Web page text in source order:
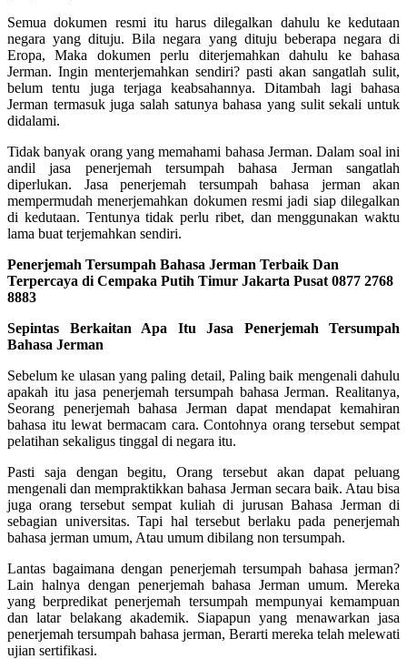
Semua dokumen resmi itu harus dilegalkan dahulu ke kedutaan
negara yang dituju. Bila negara yang dituju beberapa negara di
Eropa, Maka dokumen perlu diterjemahkan dahulu ke bahasa
Jerman. Ingin menterjemahkan sendiri? pasti akan sangatlah sulit,
belum tentu juga terjaga keabsahannya. Ditambah lagi bahasa
Jerman termasuk juga salah satunya bahasa yang sulit sekali untuk
didalami.
Tidak banyak orang yang memahami bahasa Jerman. Dalam soal ini
andil jasa penerjemah tersumpah bahasa Jerman sangatlah
diperlukan. Jasa penerjemah tersumpah bahasa jerman akan
mempermudah menerjemahkan dokumen resmi jadi siap dilegalkan
di kedutaan. Tentunya tidak perlu ribet, dan menggunakan waktu
lama buat terjemahkan sendiri.
Penerjemah Tersumpah Bahasa Jerman Terbaik Dan
Terpercaya di Cempaka Putih Timur Jakarta Pusat 0877 2768
8883
Sepintas Berkaitan Apa Itu Jasa Penerjemah Tersumpah
Bahasa Jerman
Sebelum ke ulasan yang paling detail, Paling baik mengenali dahulu
apakah itu jasa penerjemah tersumpah bahasa Jerman. Realitanya,
Seorang penerjemah bahasa Jerman dapat mendapat kemahiran
bahasa itu lewat bermacam cara. Contohnya orang tersebut sempat
pelatihan sekaligus tinggal di negara itu.
Pasti saja dengan begitu, Orang tersebut akan dapat peluang
mengenali dan mempraktikkan bahasa Jerman secara baik. Atau bisa
juga orang tersebut sempat kuliah di jurusan Bahasa Jerman di
sebagian universitas. Tapi hal tersebut berlaku pada penerjemah
bahasa jerman umum, Atau umum dibilang non tersumpah.
Lantas bagaimana dengan penerjemah tersumpah bahasa jerman?
Lain halnya dengan penerjemah bahasa Jerman umum. Mereka
yang berpredikat penerjemah tersumpah mempunyai kemampuan
dan latar belakang akademik. Siapapun yang menawarkan jasa
penerjemah tersumpah bahasa jerman, Berarti mereka telah melewati
ujian sertifikasi.